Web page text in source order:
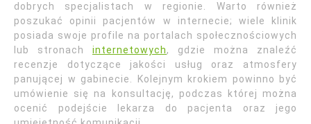
dobrych specjalistach w regionie. Warto również
poszukać opinii pacjentów w internecie; wiele klinik
posiada swoje profile na portalach społecznościowych
lub stronach internetowych, gdzie można znaleźć
recenzje dotyczące jakości usług oraz atmosfery
panującej w gabinecie. Kolejnym krokiem powinno być
umówienie się na konsultację, podczas której można
ocenić podejście lekarza do pacjenta oraz jego